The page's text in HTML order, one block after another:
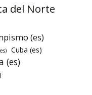
del Norte
(es)
Cuba (es)
(es)